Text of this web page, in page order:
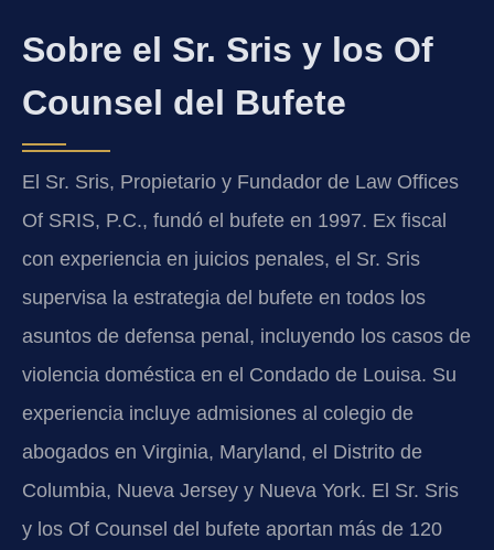
Sobre el Sr. Sris y los Of
Counsel del Bufete
El Sr. Sris, Propietario y Fundador de Law Offices
Of SRIS, P.C., fundó el bufete en 1997. Ex fiscal
con experiencia en juicios penales, el Sr. Sris
supervisa la estrategia del bufete en todos los
asuntos de defensa penal, incluyendo los casos de
violencia doméstica en el Condado de Louisa. Su
experiencia incluye admisiones al colegio de
abogados en Virginia, Maryland, el Distrito de
Columbia, Nueva Jersey y Nueva York. El Sr. Sris
y los Of Counsel del bufete aportan más de 120